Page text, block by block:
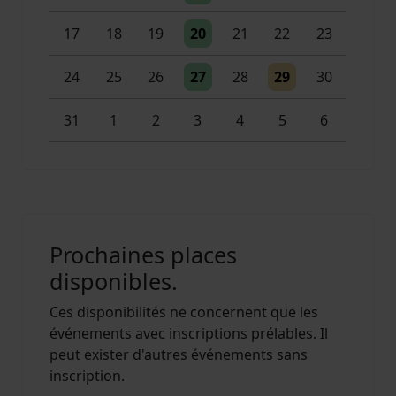
17 18 19 20
Un évènement
21 22 23
24 25 26 27
Un évènement
28 29
Un évènement
30
31 1 2 3
Un évènement
4 5
2 évènements
6
Prochaines places
disponibles.
Ces disponibilités ne concernent que les
événements avec inscriptions prélables. Il
peut exister d'autres événements sans
inscription.